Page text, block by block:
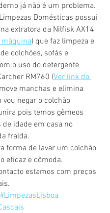
já não é um problema.
Domésticas possui
extratora da Nilfisk AX14
) que faz limpeza e
colchões, sofás e
o uso do detergente
RM760 (Ver link do
manchas e elimina
vou negar o colchão
pois temos gêmeos
de idade em casa no
fralda.
forma de lavar um colchão
eficaz e cômoda.
estamos com preços
#LimpezasLisboa